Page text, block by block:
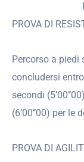
PROVA DI
Percorso a
concludersi
secondi
(6’00’’00) per le
PROVA DI